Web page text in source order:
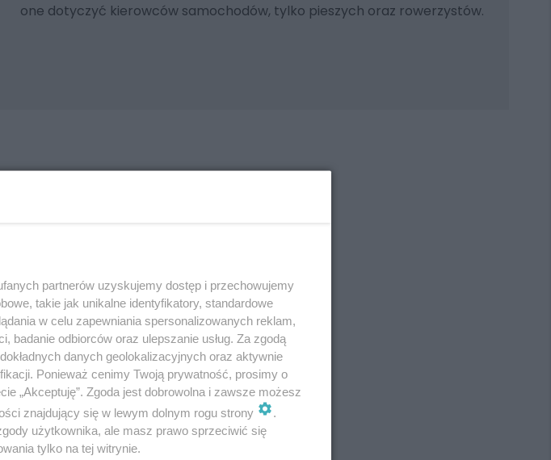
one dotyczyć kierowców samochodów, tylko pieszych oraz rowerzystów.
partnerów uzyskujemy dostęp i przechowujemy
takie jak unikalne identyfikatory, standardowe
w celu zapewniania spersonalizowanych reklam,
badanie odbiorców oraz ulepszanie usług. Za zgodą
danych geolokalizacyjnych oraz aktywnie
Ponieważ cenimy Twoją prywatność, prosimy o
„Akceptuję”. Zgoda jest dobrowolna i zawsze możesz
znajdujący się w lewym dolnym rogu strony
.
użytkownika, ale masz prawo sprzeciwić się
tylko na tej witrynie.